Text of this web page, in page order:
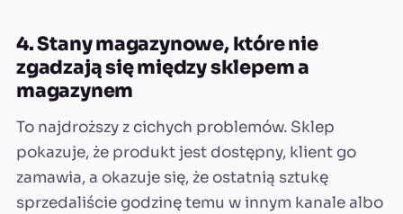
4. Stany magazynowe, które nie
zgadzają się między sklepem a
magazynem
To najdroższy z cichych problemów. Sklep
pokazuje, że produkt jest dostępny, klient go
zamawia, a okazuje się, że ostatnią sztukę
sprzedaliście godzinę temu w innym kanale albo